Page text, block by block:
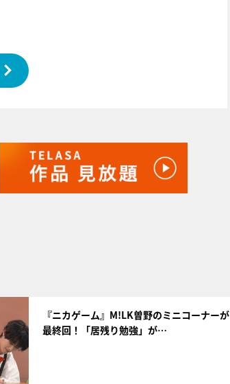
『ニカゲーム』M!LK曽野のミニコーナーが
最終回！「居残り勉強」が…